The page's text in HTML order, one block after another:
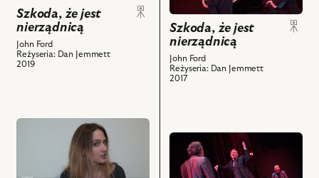
nierządnicą,
i
powiązanych
z
Szkoda, że jest
nierządnicą
John Ford
Reżyseria: Dan Jemmett
2019
jest
nierządnicą,
i
powiązanych
z
Szkoda, że jest
nierządnicą
John Ford
Reżyseria: Dan Jemmett
2017
przejdź
przejdź
obiektu